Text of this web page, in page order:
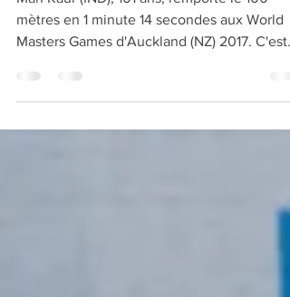
(IND) 101 ans, catégorie
+100 ans
Masters Games d'Auckland (NZ) 2017. C'est